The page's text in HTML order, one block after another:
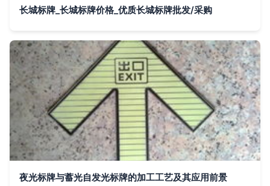
长城标牌_长城标牌价格_优质长城标牌批发/采购
夜光标牌与蓄光自发光标牌的加工工艺及其应用前景